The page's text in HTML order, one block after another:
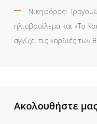
Νικηφόρος:
ηλιοβασίλεμα και «Το
αγγίζει τις καρδιές
Ακολουθήστε